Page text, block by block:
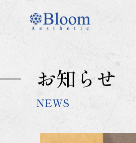
コ
ン
テ
ン
ツ
に
ス
お知らせ
NEWS